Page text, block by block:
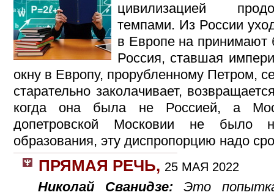
цивилизацией
темпами. Из России
в Европе на принимают
Россия, ставшая
окну в Европу, прорубленному Петром,
старательно заколачивает,
когда она была не Россией, а
допетровской Московии не было
образования, эту диспропорцию надо
ПРЯМАЯ РЕЧЬ, 25 МАЯ 2022
Николай Сванидзе:Это попытка